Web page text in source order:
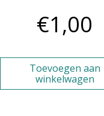
€1,00
Toevoegen aan
winkelwagen